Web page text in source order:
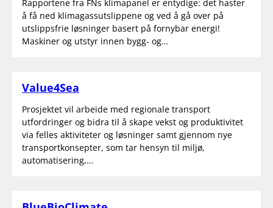
Rapportene fra FNs klimapanel er entydige: det haster
å få ned klimagassutslippene og ved å gå over på
utslippsfrie løsninger basert på fornybar energi!
Maskiner og utstyr innen bygg- og…
Value4Sea
Prosjektet vil arbeide med regionale transport
utfordringer og bidra til å skape vekst og produktivitet
via felles aktiviteter og løsninger samt gjennom nye
transportkonsepter, som tar hensyn til miljø,
automatisering,…